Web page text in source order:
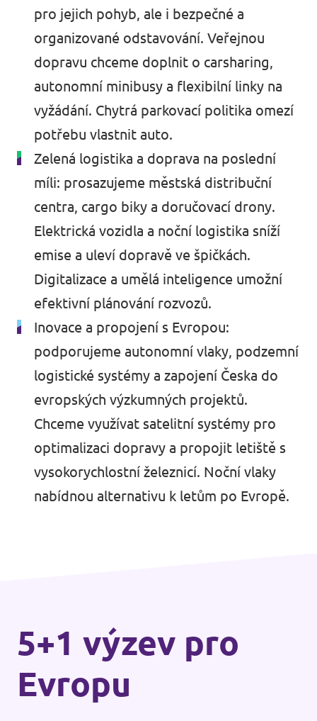
pro jejich pohyb, ale i bezpečné a
organizované odstavování. Veřejnou
dopravu chceme doplnit o carsharing,
autonomní minibusy a flexibilní linky na
vyžádání. Chytrá parkovací politika omezí
potřebu vlastnit auto.
Zelená logistika a doprava na poslední
míli: prosazujeme městská distribuční
centra, cargo biky a doručovací drony.
Elektrická vozidla a noční logistika sníží
emise a uleví dopravě ve špičkách.
Digitalizace a umělá inteligence umožní
efektivní plánování rozvozů.
Inovace a propojení s Evropou:
podporujeme autonomní vlaky, podzemní
logistické systémy a zapojení Česka do
evropských výzkumných projektů.
Chceme využívat satelitní systémy pro
optimalizaci dopravy a propojit letiště s
vysokorychlostní železnicí. Noční vlaky
nabídnou alternativu k letům po Evropě.
5+1 výzev pro
Evropu